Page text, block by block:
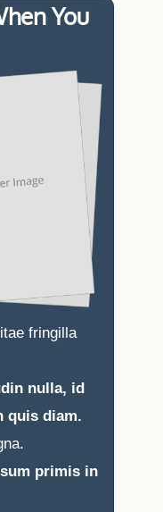
You
fringilla
nulla, id
quis diam.
primis in